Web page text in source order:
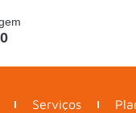
Serviços